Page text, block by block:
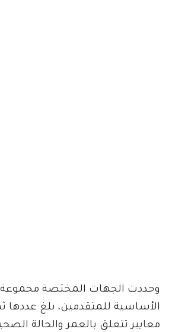
وحددت الجهات المختصة
الأساسية للمتقدمين، بلغ عددها
معايير تتعلق بالعمر والحالة